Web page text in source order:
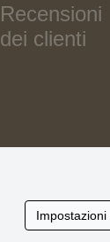
Recensioni
dei clienti